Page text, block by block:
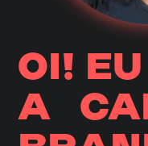
OI!
A